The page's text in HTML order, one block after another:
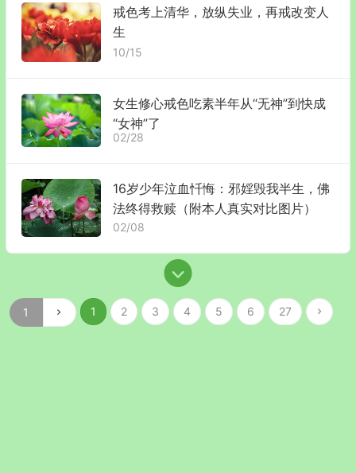
戒色考上清华，放纵失业，再戒改变人
生
10/15
女生修心戒色吃素半年从“无神”到快成
“女神”了
02/28
16岁少年泣血忏悔：邪婬毁我半生，佛
法终得救赎（附本人真实对比图片）
02/08
1 2 3 4 5 6 27